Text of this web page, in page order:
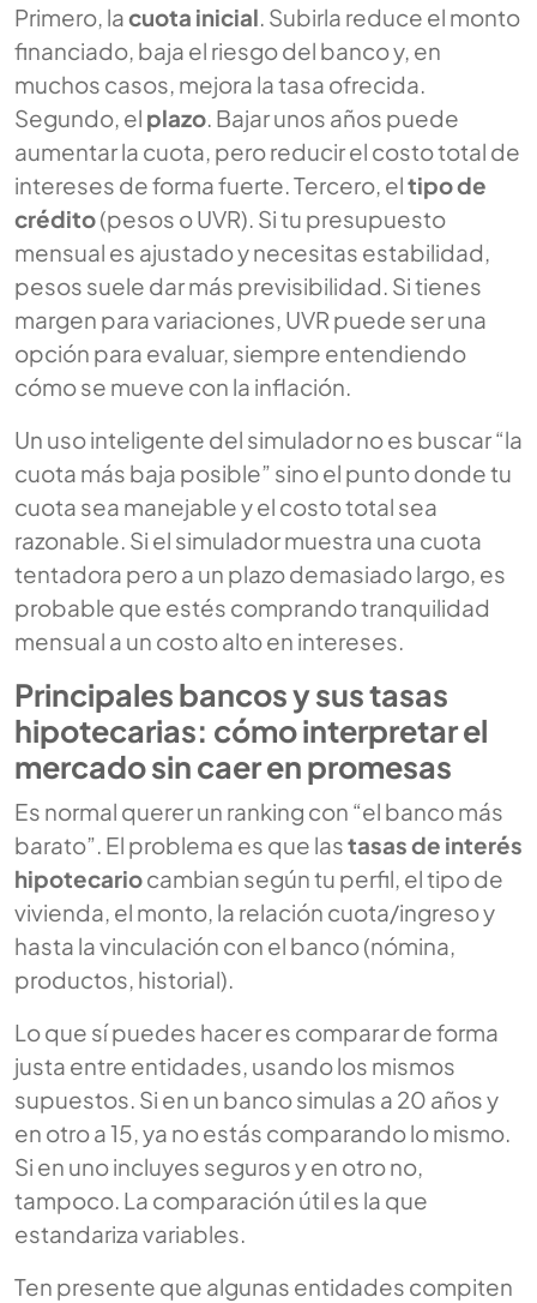
Primero, lacuota inicial . Subirla reduce el monto
financiado, baja el riesgo del banco y, en
muchos casos, mejora la tasa ofrecida.
Segundo, el plazo . Bajar unos años puede
aumentar la cuota, pero reducir el costo total de
intereses de forma fuerte. Tercero, eltipo de
crédito(pesos o UVR). Si tu presupuesto
mensual es ajustado y necesitas estabilidad,
pesos suele dar más previsibilidad. Si tienes
margen para variaciones, UVR puede ser una
opción para evaluar, siempre entendiendo
cómo se mueve con la inflación.
Un uso inteligente del simulador no es buscar “la
cuota más baja posible” sino el punto donde tu
cuota sea manejable y el costo total sea
razonable. Si el simulador muestra una cuota
tentadora pero a un plazo demasiado largo, es
probable que estés comprando tranquilidad
mensual a un costo alto en intereses.
Principales bancos y sus tasas
hipotecarias: cómo interpretar el
mercado sin caer en promesas
Es normal querer un ranking con “el banco más
barato”. El problema es que lastasas de interés
hipotecariocambian según tu perfil, el tipo de
vivienda, el monto, la relación cuota/ingreso y
hasta la vinculación con el banco (nómina,
productos, historial).
Lo que sí puedes hacer es comparar de forma
justa entre entidades, usando los mismos
supuestos. Si en un banco simulas a 20 años y
en otro a 15, ya no estás comparando lo mismo.
Si en uno incluyes seguros y en otro no,
tampoco. La comparación útil es la que
estandariza variables.
Ten presente que algunas entidades compiten